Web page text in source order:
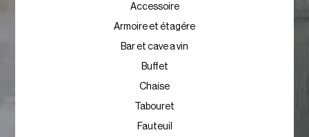
Accessoire
Armoire et étagére
Bar et cave a vin
Buffet
Chaise
Tabouret
Fauteuil